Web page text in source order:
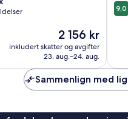
Prisen
er
2 156 kr
2 156 kr
inkludert skatter og avgifter
23. aug.–24. aug.
9.0
av
9,0
Sammenlign med